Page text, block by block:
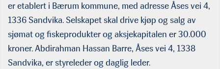
er etablert i Bærum kommune, med adresse Åses vei 4,
1336 Sandvika. Selskapet skal drive kjøp og salg av
sjømat og fiskeprodukter og aksjekapitalen er 30.000
kroner. Abdirahman Hassan Barre, Åses vei 4, 1338
Sandvika, er styreleder og daglig leder.